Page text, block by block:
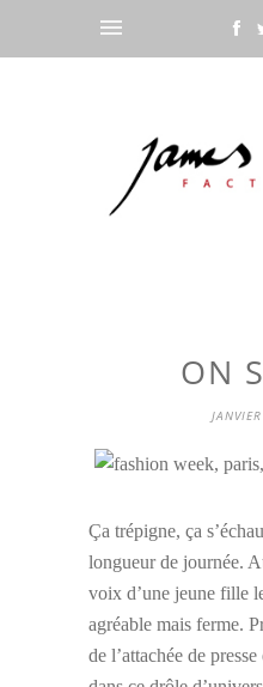
ON
Ça trépigne, ça
longueur de journée.
voix d’une jeune fille
agréable mais ferme.
de l’attachée de